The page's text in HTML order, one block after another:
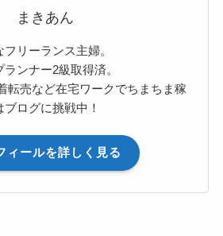
まきあん
リーランス主婦。
ンナー2級取得済。
転売など在宅ワークでちまちま稼
ログに挑戦中！
ィールを詳しく見る